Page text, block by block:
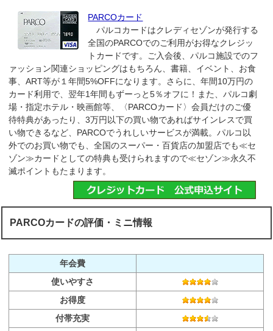
PARCOカード
パルコカードはクレディセゾンが発行する
全国のPARCOでのご利用がお得なクレジッ
トカードです。ご入会後、パルコ施設でのフ
ァッション関連ショッピングはもちろん、書籍、イベント、お食
事、ART等が１年間5%OFFになります。さらに、年間10万円の
カード利用で、翌年1年間もずーっと5％オフに！また、パルコ劇
場・指定ホテル・映画館等、〈PARCOカード〉会員だけのご優
待特典があったり、3万円以下の買い物であればサインレスで買
い物できるなど、PARCOでうれしいサービスが満載。パルコ以
外でのお買い物でも、全国のスーパー・百貨店の加盟店でも≪セ
ゾン≫カードとしての特典も受けられますので≪セゾン≫永久不
滅ポイントもたまります。
PARCOカードの評価・ミニ情報
年会費
使いやすさ
お得度
付帯充実